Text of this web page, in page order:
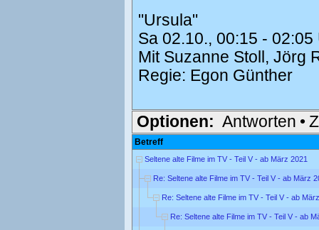
"Ursula"
Sa 02.10., 00:15 -
Mit Suzanne Stoll, Jörg
Regie: Egon Günther
Optionen: Antworten •
Betreff
Seltene alte Filme im TV - Teil V - ab März 2021
Re: Seltene alte Filme im TV - Teil V - ab März
Re: Seltene alte Filme im TV - Teil V - ab
Re: Seltene alte Filme im TV - Teil V - ab